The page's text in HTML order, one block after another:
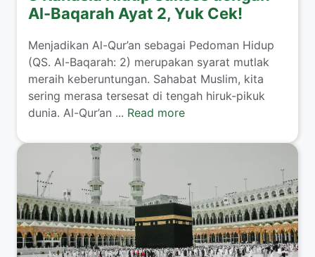
Al-Baqarah Ayat 2, Yuk Cek!
Menjadikan Al-Qur’an sebagai Pedoman Hidup
(QS. Al-Baqarah: 2) merupakan syarat mutlak
meraih keberuntungan. Sahabat Muslim, kita
sering merasa tersesat di tengah hiruk-pikuk
dunia. Al-Qur’an ... Read more